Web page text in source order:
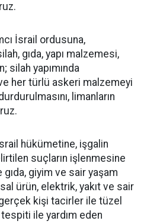
İsrail ordusuna,
gıda, yapı malzemesi,
silah yapımında
her türlü askeri malzemeyi
limanların
hükümetine, işgalin
suçların işlenmesine
giyim ve sair yaşam
ürün, elektrik, yakıt ve sair
kişi tacirler ile tüzel
ile yardım eden